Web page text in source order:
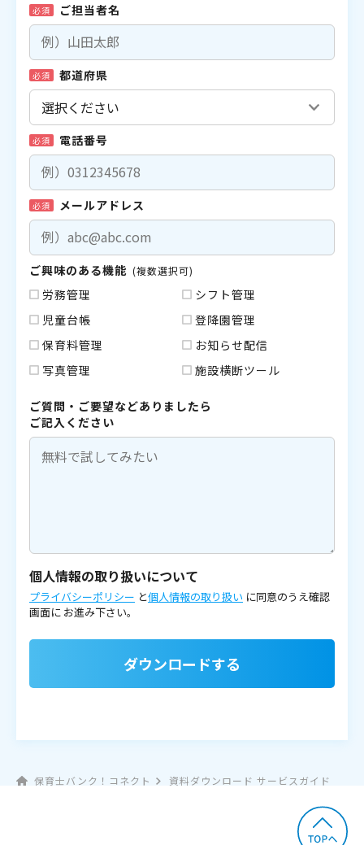
必須 ご担当者名
必須 都道府県
必須 電話番号
必須 メールアドレス
ご興味のある機能 (複数選択可)
労務管理
シフト管理
児童台帳
登降園管理
保育料管理
お知らせ配信
写真管理
施設横断ツール
ご質問・ご要望などありましたら
ご記入ください
個人情報の取り扱いについて
プライバシーポリシー と個人情報の取り扱い に同意のうえ確認
画面に お進み下さい。
ダウンロードする
保育士バンク！コネクト 資料ダウンロード サービスガイド